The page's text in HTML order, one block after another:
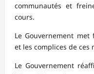
communautés et
cours.
Le Gouvernement
et les complices de
Le Gouvernement